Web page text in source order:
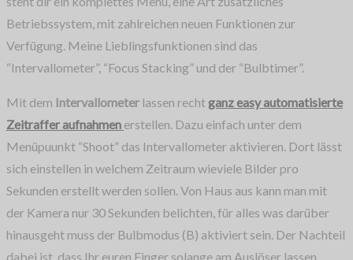
Betriebssystem, mit zahlreichen neuen Funktionen zur
Verfügung. Meine Lieblingsfunktionen sind das
“Intervallometer”, “Focus Stacking” und der “Bulbtimer”.
Mit dem Intervallometer lassen rechtganz easy automatisierte
Zeitraffer aufnahmen erstellen. Dazu einfach unter dem
Menüpuunkt “Shoot” das Intervallometer aktivieren. Dort lässt
sich einstellen in welchem Zeitraum wieviele Bilder pro
Sekunden erstellt werden sollen. Von Haus aus kann man mit
der Kamera nur 30 Sekunden belichten, für alles was darüber
hinausgeht muss der Bulbmodus (B) aktiviert sein. Der Nachteil
dabei ist, dass Ihr euren Finger solange am Auslöser lassen